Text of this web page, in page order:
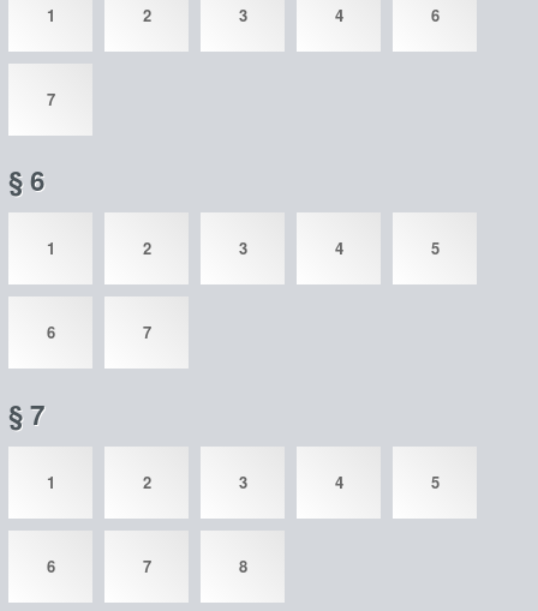
1 2 3 4 6
7
§ 6
1 2 3 4 5
6 7
§ 7
1 2 3 4 5
6 7 8